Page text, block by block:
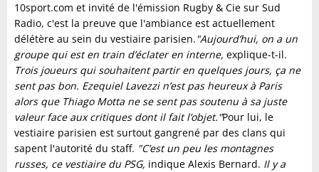
10sport.com et invité de l'émission Rugby & Cie sur Sud
Radio, c'est la preuve que l'ambiance est actuellement
délétère au sein du vestiaire parisien."Aujourd’hui, on a un
groupe qui est en train d’éclater en interne, explique-t-il.
Trois joueurs qui souhaitent partir en quelques jours, ça ne
sent pas bon. Ezequiel Lavezzi n’est pas heureux à Paris
alors que Thiago Motta ne se sent pas soutenu à sa juste
valeur face aux critiques dont il fait l’objet."Pour lui, le
vestiaire parisien est surtout gangrené par des clans qui
sapent l'autorité du staff. "C’est un peu les montagnes
russes, ce vestiaire du PSG, indique Alexis Bernard. Il y a